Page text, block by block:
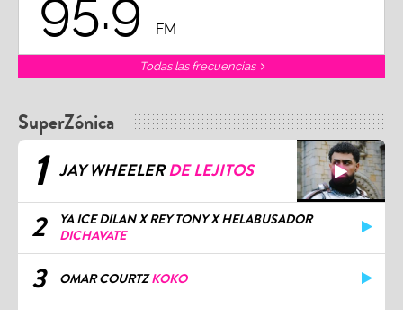
FM
Todas las frecuencias
SuperZónica
1 JAY WHEELERDE LEJITOS
2
YA ICE DILAN X REY TONY X HELABUSADOR
DICHAVATE
3 OMAR COURTZKOKO